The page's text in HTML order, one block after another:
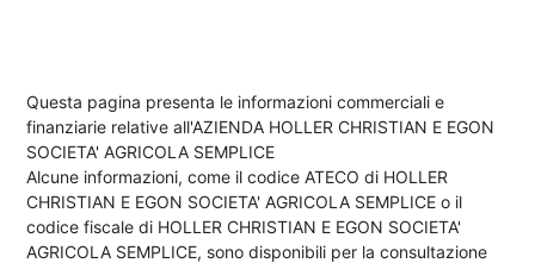
Questa pagina presenta le informazioni commerciali e
finanziarie relative all'AZIENDA HOLLER CHRISTIAN E EGON
SOCIETA' AGRICOLA SEMPLICE
Alcune informazioni, come il codice ATECO di HOLLER
CHRISTIAN E EGON SOCIETA' AGRICOLA SEMPLICE o il
codice fiscale di HOLLER CHRISTIAN E EGON SOCIETA'
AGRICOLA SEMPLICE, sono disponibili per la consultazione